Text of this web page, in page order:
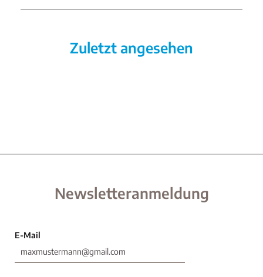
Zuletzt angesehen
Newsletteranmeldung
E-Mail